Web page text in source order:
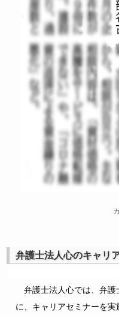
弁護士法人心のキャリ
弁護士法人心では、弁護
に、キャリアセミナーを実